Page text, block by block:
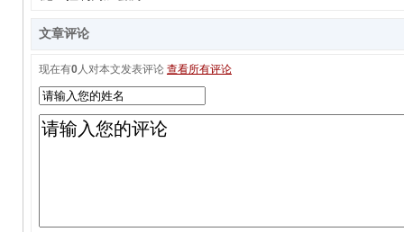
文章评论
现在有0人对本文发表评论 查看所有评论